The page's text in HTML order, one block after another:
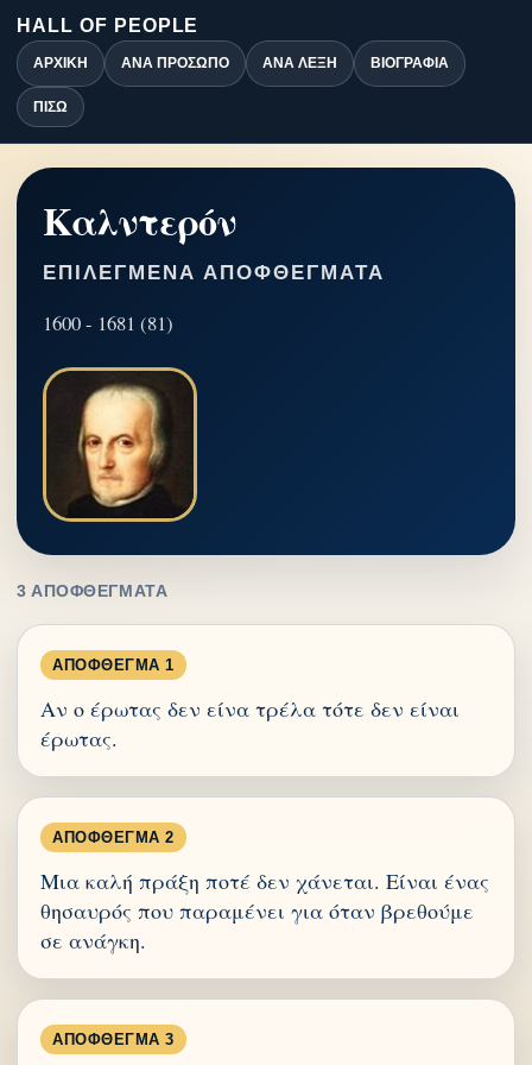
HALL OF PEOPLE
ΑΡΧΙΚΉ ΑΝΆ ΠΡΌΣΩΠΟ ΑΝΆ ΛΈΞΗ ΒΙΟΓΡΑΦΊΑ
ΠΊΣΩ
Καλντερόν
ΕΠΙΛΕΓΜΈΝΑ ΑΠΟΦΘΈΓΜΑΤΑ
1600 - 1681 (81)
3 ΑΠΟΦΘΈΓΜΑΤΑ
ΑΠΌΦΘΕΓΜΑ 1
Αν ο έρωτας δεν είνα τρέλα τότε δεν είναι
έρωτας.
ΑΠΌΦΘΕΓΜΑ 2
Μια καλή πράξη ποτέ δεν χάνεται. Είναι ένας
θησαυρός που παραμένει για όταν βρεθούμε
σε ανάγκη.
ΑΠΌΦΘΕΓΜΑ 3